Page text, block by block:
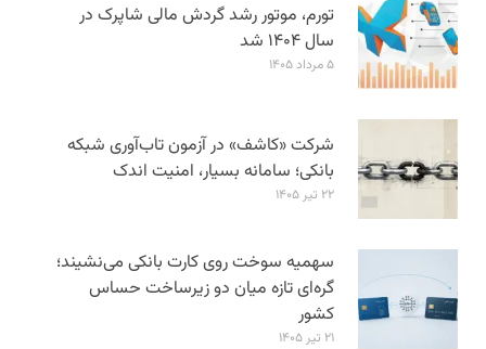
تورم، موتور رشد گردش مالی شاپرک در
سال ۱۴۰۴ شد
۵ مرداد ۱۴۰۵
شرکت «کاشف» در آزمون تاب‌آوری شبکه
بانکی؛ سامانه‌ بسیار، امنیت اندک
۲۲ تیر ۱۴۰۵
سهمیه سوخت روی کارت بانکی می‌نشیند؛
گره‌ای تازه میان دو زیرساخت حساس
کشور
۲۱ تیر ۱۴۰۵